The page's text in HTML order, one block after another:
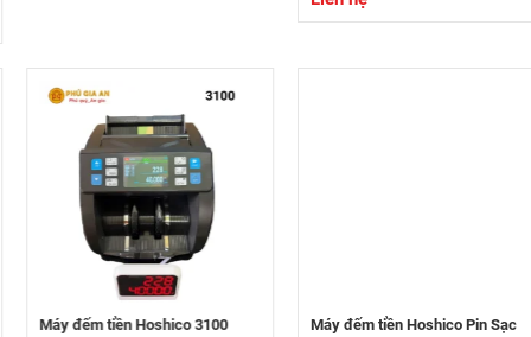
Máy đếm tiền Hoshico 3100 Máy đếm tiền Hoshico Pin Sạc